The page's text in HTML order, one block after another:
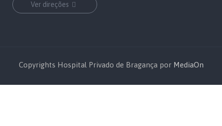
Ver direções
Copyrights Hospital Privado de Bragança por MediaOn